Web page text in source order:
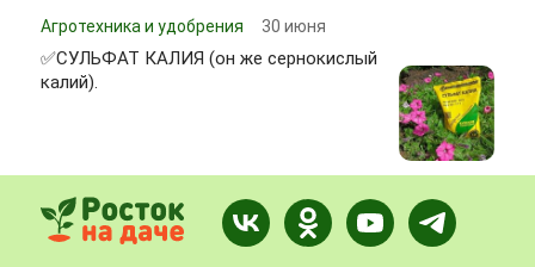
Агротехника и удобрения 30 июня
✅СУЛЬФАТ КАЛИЯ (он же сернокислый
калий).